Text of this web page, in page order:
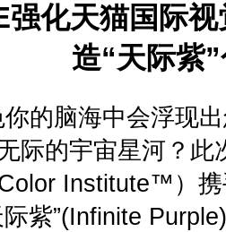
强化天猫国际
造“天际紫
脑海中会浮现出
际的宇宙星河？此
Institute™）携
紫”(Infinite